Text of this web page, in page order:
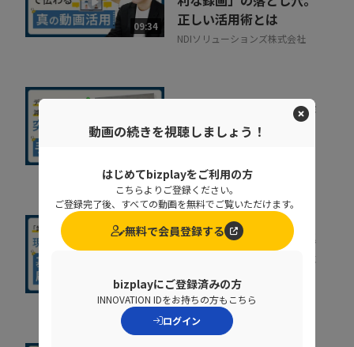
09:34
正しい活用術とは
NDIソリューションズ株式会社
人事給与システムで手作
業が残る原因とは？デー
株式会社ニッセイコム
14:29
基幹システムの刷新が進
まない原因とは？要件整
理で手戻りを防ぐポ...
コベルコシステム株式会社
動画の続きを視聴しましょう！
はじめてbizplayをご利用の方
こちらよりご登録ください。
ご登録完了後、すべての動画を無料でご覧いただけます。
無料で会員登録する
bizplayにご登録済みの方
INNOVATION IDをお持ちの方もこちら
ログイン